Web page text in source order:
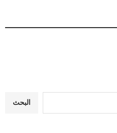
البحث